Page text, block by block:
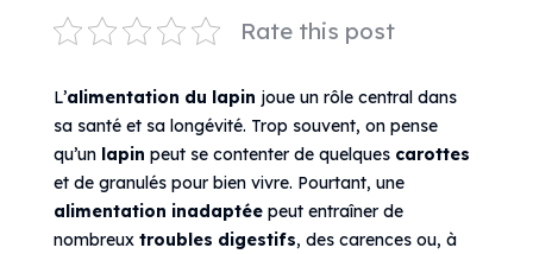
Rate this post
L’alimentation du lapin joue un rôle central dans
sa santé et sa longévité. Trop souvent, on pense
qu’un lapin peut se contenter de quelques carottes
et de granulés pour bien vivre. Pourtant, une
alimentation inadaptéepeut entraîner de
nombreux troubles digestifs, des carences ou, à